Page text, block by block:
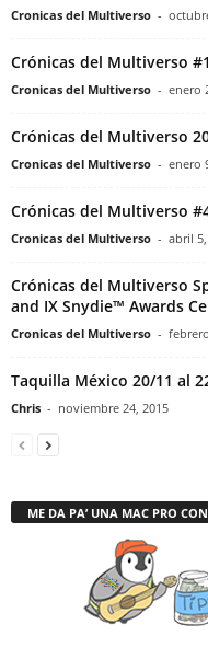
Cronicas del Multiverso -
Crónicas del Multiverso
Cronicas del Multiverso - enero
Crónicas del Multiverso
Cronicas del Multiverso - enero
Crónicas del Multiverso
Cronicas del Multiverso - abril 5,
Crónicas del Multiverso
and IX Snydie™ Awards
Cronicas del Multiverso -
Taquilla México 20/11 al
Chris - noviembre 24, 2015
ME DA PA’ UNA MAC PRO